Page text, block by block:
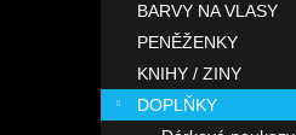
BARVY NA VLASY
PENĚŽENKY
KNIHY / ZINY
DOPLŇKY